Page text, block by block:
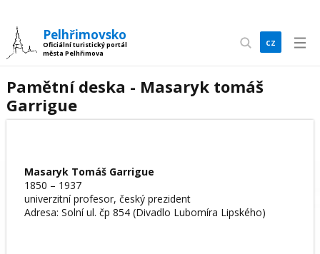
Pelhřimovsko
Oficiální turistický portál
města Pelhřimova
cz
en
Pamětní deska - Masaryk tomáš
Garrigue
Masaryk Tomáš Garrigue
1850 – 1937
univerzitní profesor, český prezident
Adresa: Solní ul. čp 854 (Divadlo Lubomíra Lipského)